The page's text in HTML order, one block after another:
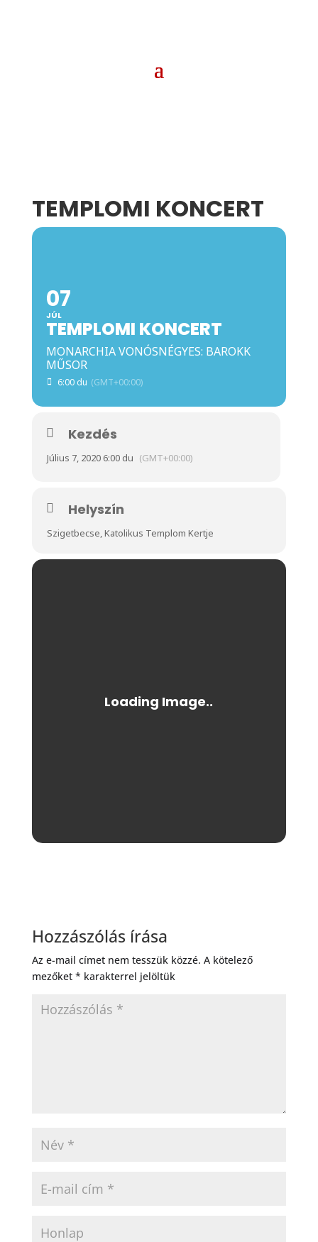
TEMPLOMI KONCERT
07
JÚL
TEMPLOMI KONCERT
MONARCHIA VONÓSNÉGYES: BAROKK
MŰSOR
6:00 du (GMT+00:00)
Kezdés
Július 7, 2020 6:00 du (GMT+00:00)
Helyszín
Szigetbecse, Katolikus Templom Kertje
Hozzászólás írása
Az e-mail címet nem tesszük közzé. A kötelező
mezőket * karakterrel jelöltük